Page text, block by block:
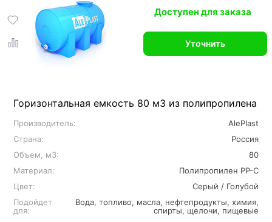
Горизонтальная емкость 80 м3 из полипропилена
Производитель:
AlePlast
Страна:
Россия
Объем, м3:
80
Материал:
Полипропилен PP-C
Цвет:
Серый / Голубой
Подойдет
для:
Вода, топливо, масла, нефтепродукты, химия,
спирты, щелочи, пищевые
Доступен для заказа
Уточнить